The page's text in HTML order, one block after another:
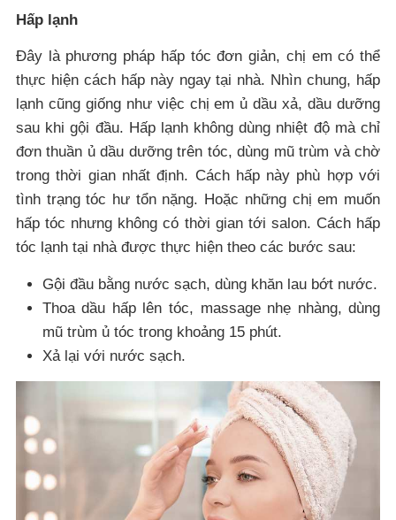
Hấp lạnh
Đây là phương pháp hấp tóc đơn giản, chị em có thể
thực hiện cách hấp này ngay tại nhà. Nhìn chung, hấp
lạnh cũng giống như việc chị em ủ dầu xả, dầu dưỡng
sau khi gội đầu. Hấp lạnh không dùng nhiệt độ mà chỉ
đơn thuần ủ dầu dưỡng trên tóc, dùng mũ trùm và chờ
trong thời gian nhất định. Cách hấp này phù hợp với
tình trạng tóc hư tổn nặng. Hoặc những chị em muốn
hấp tóc nhưng không có thời gian tới salon. Cách hấp
tóc lạnh tại nhà được thực hiện theo các bước sau:
Gội đầu bằng nước sạch, dùng khăn lau bớt nước.
Thoa dầu hấp lên tóc, massage nhẹ nhàng, dùng
mũ trùm ủ tóc trong khoảng 15 phút.
Xả lại với nước sạch.